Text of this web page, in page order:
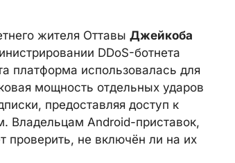
жителя Оттавы Джейкоба
DDoS-ботнета
платформа использовалась для
мощность отдельных ударов
предоставляя доступ к
Владельцам Android-приставок,
проверить, не включён ли на их